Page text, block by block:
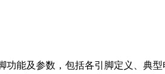
功能及参数，包括各引脚定义、典